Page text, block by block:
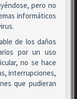
pero no
informáticos
de los daños
por un uso
no se hace
interrupciones,
que pudieran